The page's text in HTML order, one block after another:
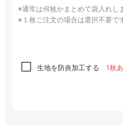
※通常は何枚かまとめて袋入れし
※１枚ご注文の場合は選択不要で
生地を防炎加工する 1枚